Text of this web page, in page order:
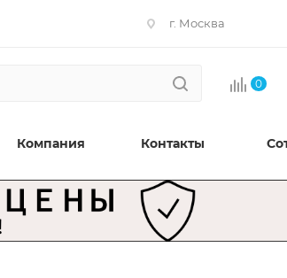
г. Москва
0
Компания Контакты